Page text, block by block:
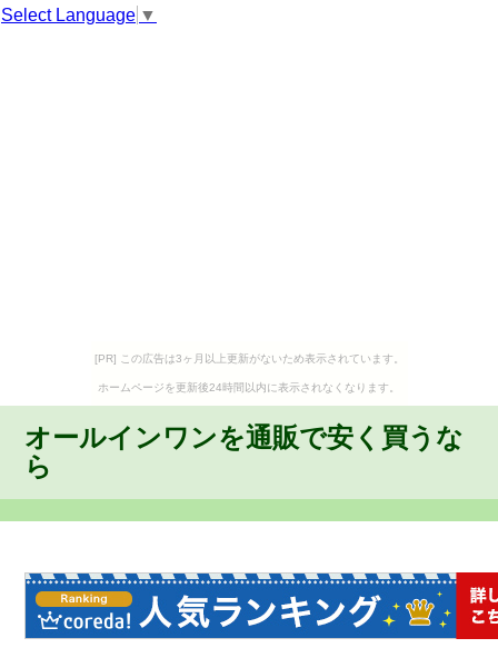
Select Language ▼
[PR] この広告は3ヶ月以上更新がないため表示されています。
ホームページを更新後24時間以内に表示されなくなります。
オールインワンを通販で安く買うな
ら